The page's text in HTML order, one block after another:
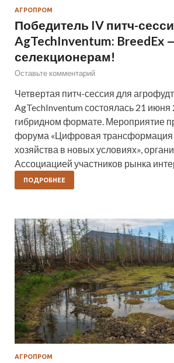
АГРОПРОМ
Победитель IV питч-
AgTechInventum:
селекционерам!
Оставьте комментарий
Четвертая питч-сессия для
AgTechInventum состоялась 21 июня
гибридном формате. Мероприятие
форума «Цифровая трансформация
хозяйства в новых условиях»,
Ассоциацией участников рынка
ПОДРОБНЕЕ
АГРОПРОМ